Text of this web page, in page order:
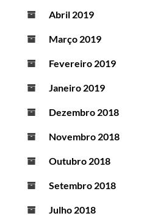
Abril 2019
Março 2019
Fevereiro 2019
Janeiro 2019
Dezembro 2018
Novembro 2018
Outubro 2018
Setembro 2018
Julho 2018